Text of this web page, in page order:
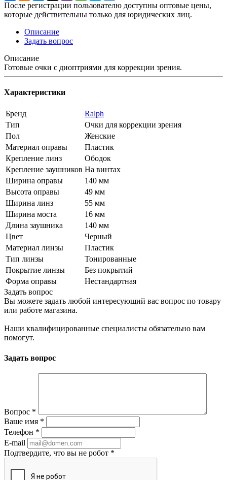
После регистрации пользователю доступны оптовые цены,
которые действительны только для юридических лиц.
Описание
Задать вопрос
Описание
Готовые очки с диоптриями для коррекции зрения.
Характеристики
Бренд
Ralph
Тип
Очки для коррекции зрения
Пол
Женские
Материал оправы
Пластик
Крепление линз
Ободок
Крепление заушников На винтах
Ширина оправы
140 мм
Высота оправы
49 мм
Ширина линз
55 мм
Ширина моста
16 мм
Длина заушника
140 мм
Цвет
Черный
Материал линзы
Пластик
Тип линзы
Тонированные
Покрытие линзы
Без покрытий
Форма оправы
Нестандартная
Задать вопрос
Вы можете задать любой интересующий вас вопрос по товару
или работе магазина.
Наши квалифицированные специалисты обязательно вам
помогут.
Задать вопрос
Вопрос *
Ваше имя *
Телефон *
E-mail
Подтвердите, что вы не робот *